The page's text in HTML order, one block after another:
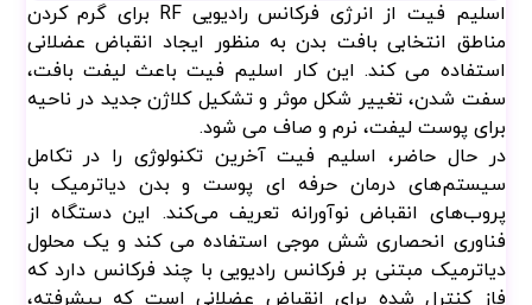
اسلیم فیت از انرژی فرکانس رادیویی RF برای گرم کردن
مناطق انتخابی بافت بدن به منظور ایجاد انقباض عضلانی
استفاده می کند. این کار اسلیم فیت باعث لیفت بافت،
سفت شدن، تغییر شکل موثر و تشکیل کلاژن جدید در ناحیه
برای پوست لیفت، نرم و صاف می شود.
در حال حاضر، اسلیم فیت آخرین تکنولوژی را در تکامل
سیستم‌های درمان حرفه‌ ای پوست و بدن دیاترمیک با
پروب‌های انقباض نوآورانه تعریف می‌کند. این دستگاه از
فناوری انحصاری شش موجی استفاده می کند و یک محلول
دیاترمیک مبتنی بر فرکانس رادیویی با چند فرکانس دارد که
فاز کنترل شده برای انقباض عضلانی است که پیشرفته،